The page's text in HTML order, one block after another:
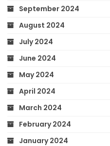
September 2024
August 2024
July 2024
June 2024
May 2024
April 2024
March 2024
February 2024
January 2024